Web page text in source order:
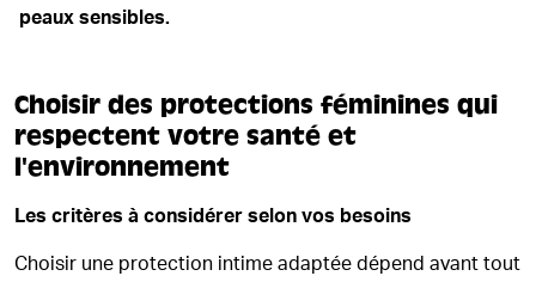
peaux sensibles.
Choisir des protections féminines qui
respectent votre santé et
l'environnement
Les critères à considérer selon vos besoins
Choisir une protection intime adaptée dépend avant tout